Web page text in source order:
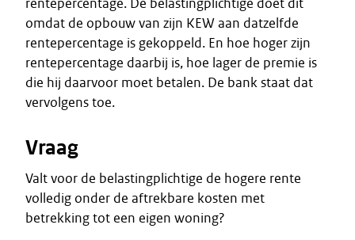
rentepercentage. De belastingplichtige doet dit
omdat de opbouw van zijn KEW aan datzelfde
rentepercentage is gekoppeld. En hoe hoger zijn
rentepercentage daarbij is, hoe lager de premie is
die hij daarvoor moet betalen. De bank staat dat
vervolgens toe.
Vraag
Valt voor de belastingplichtige de hogere rente
volledig onder de aftrekbare kosten met
betrekking tot een eigen woning?